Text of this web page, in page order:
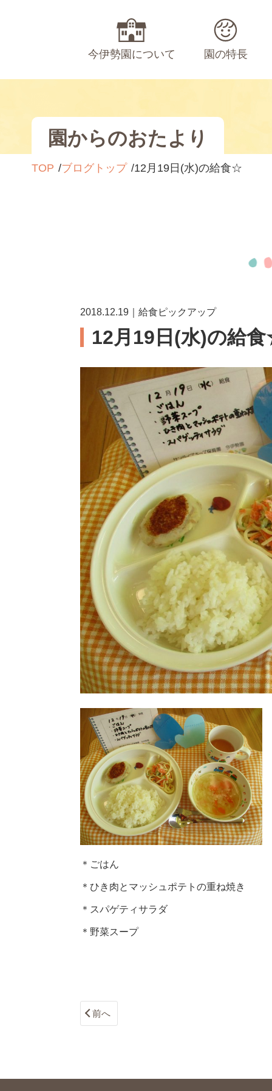
今伊勢園について 園の特長
園からのおたより
TOP ブログトップ 12月19日(水)の給食☆
2018.12.19｜給食ピックアップ
12月19日(水)の給
＊ごはん
＊ひき肉とマッシュポテトの重ね焼き
＊スパゲティサラダ
＊野菜スープ
前へ